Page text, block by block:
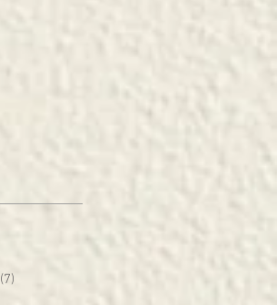
(7)